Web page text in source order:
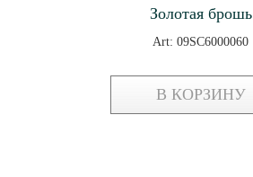
Золотая брошь
Art: 09SC6000060
В КОРЗИНУ